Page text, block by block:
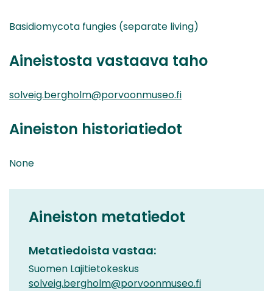
Basidiomycota fungies (separate living)
Aineistosta vastaava taho
solveig.bergholm@porvoonmuseo.fi
Aineiston historiatiedot
None
Aineiston metatiedot
Metatiedoista vastaa:
Suomen Lajitietokeskus
solveig.bergholm@porvoonmuseo.fi